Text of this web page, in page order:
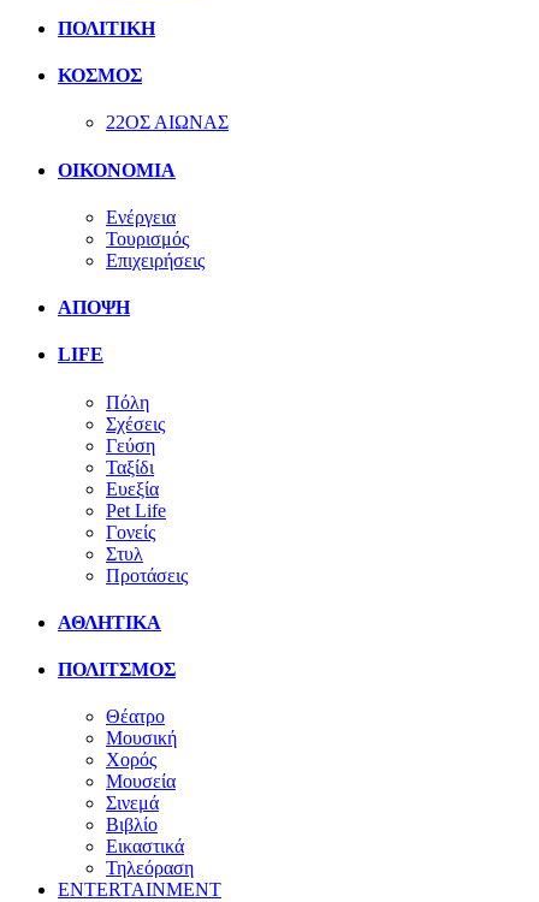
ΠΟΛΙΤΙΚΗ
ΚΟΣΜΟΣ
22ΟΣ ΑΙΩΝΑΣ
ΟΙΚΟΝΟΜΙΑ
Ενέργεια
Τουρισμός
Επιχειρήσεις
ΑΠΟΨΗ
LIFE
Πόλη
Σχέσεις
Γεύση
Ταξίδι
Ευεξία
Pet Life
Γονείς
Στυλ
Προτάσεις
ΑΘΛΗΤΙΚΑ
ΠΟΛΙΤΣΜΟΣ
Θέατρο
Μουσική
Χορός
Μουσεία
Σινεμά
Βιβλίο
Εικαστικά
Τηλεόραση
ENTERTAINMENT